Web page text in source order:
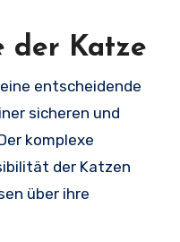
der Katze
entscheidende
sicheren und
komplexe
der Katzen
über ihre